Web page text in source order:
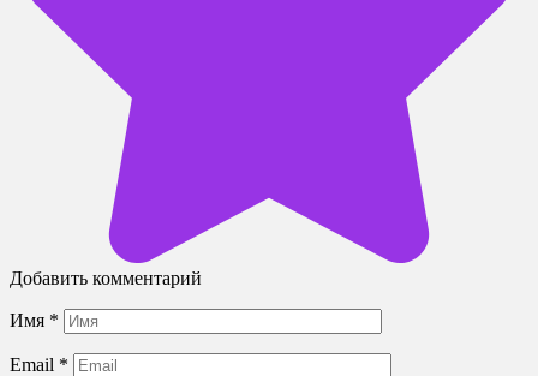
Добавить комментарий
Имя *
Email *